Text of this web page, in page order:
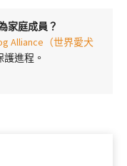
家庭成員？
Alliance（世界愛犬
進程。